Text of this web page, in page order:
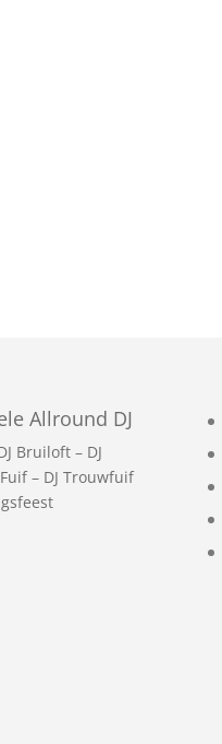
Allround DJ
Bruiloft– DJ
– DJ Trouwfuif